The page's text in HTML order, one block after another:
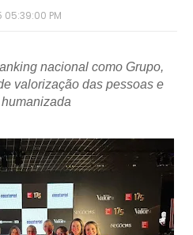
05:39:00 PM
nacional como Grupo,
valorização das pessoas e